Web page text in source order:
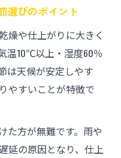
見の真偽と実体験
リスクとデメリッ
い見極め術
係を知り賢く選択
選びのポイント
燥や仕上がりに大きく
温10℃以上・湿度60％
は天候が安定しやす
やすいことが特徴で
た方が無難です。雨や
延の原因となり、仕上